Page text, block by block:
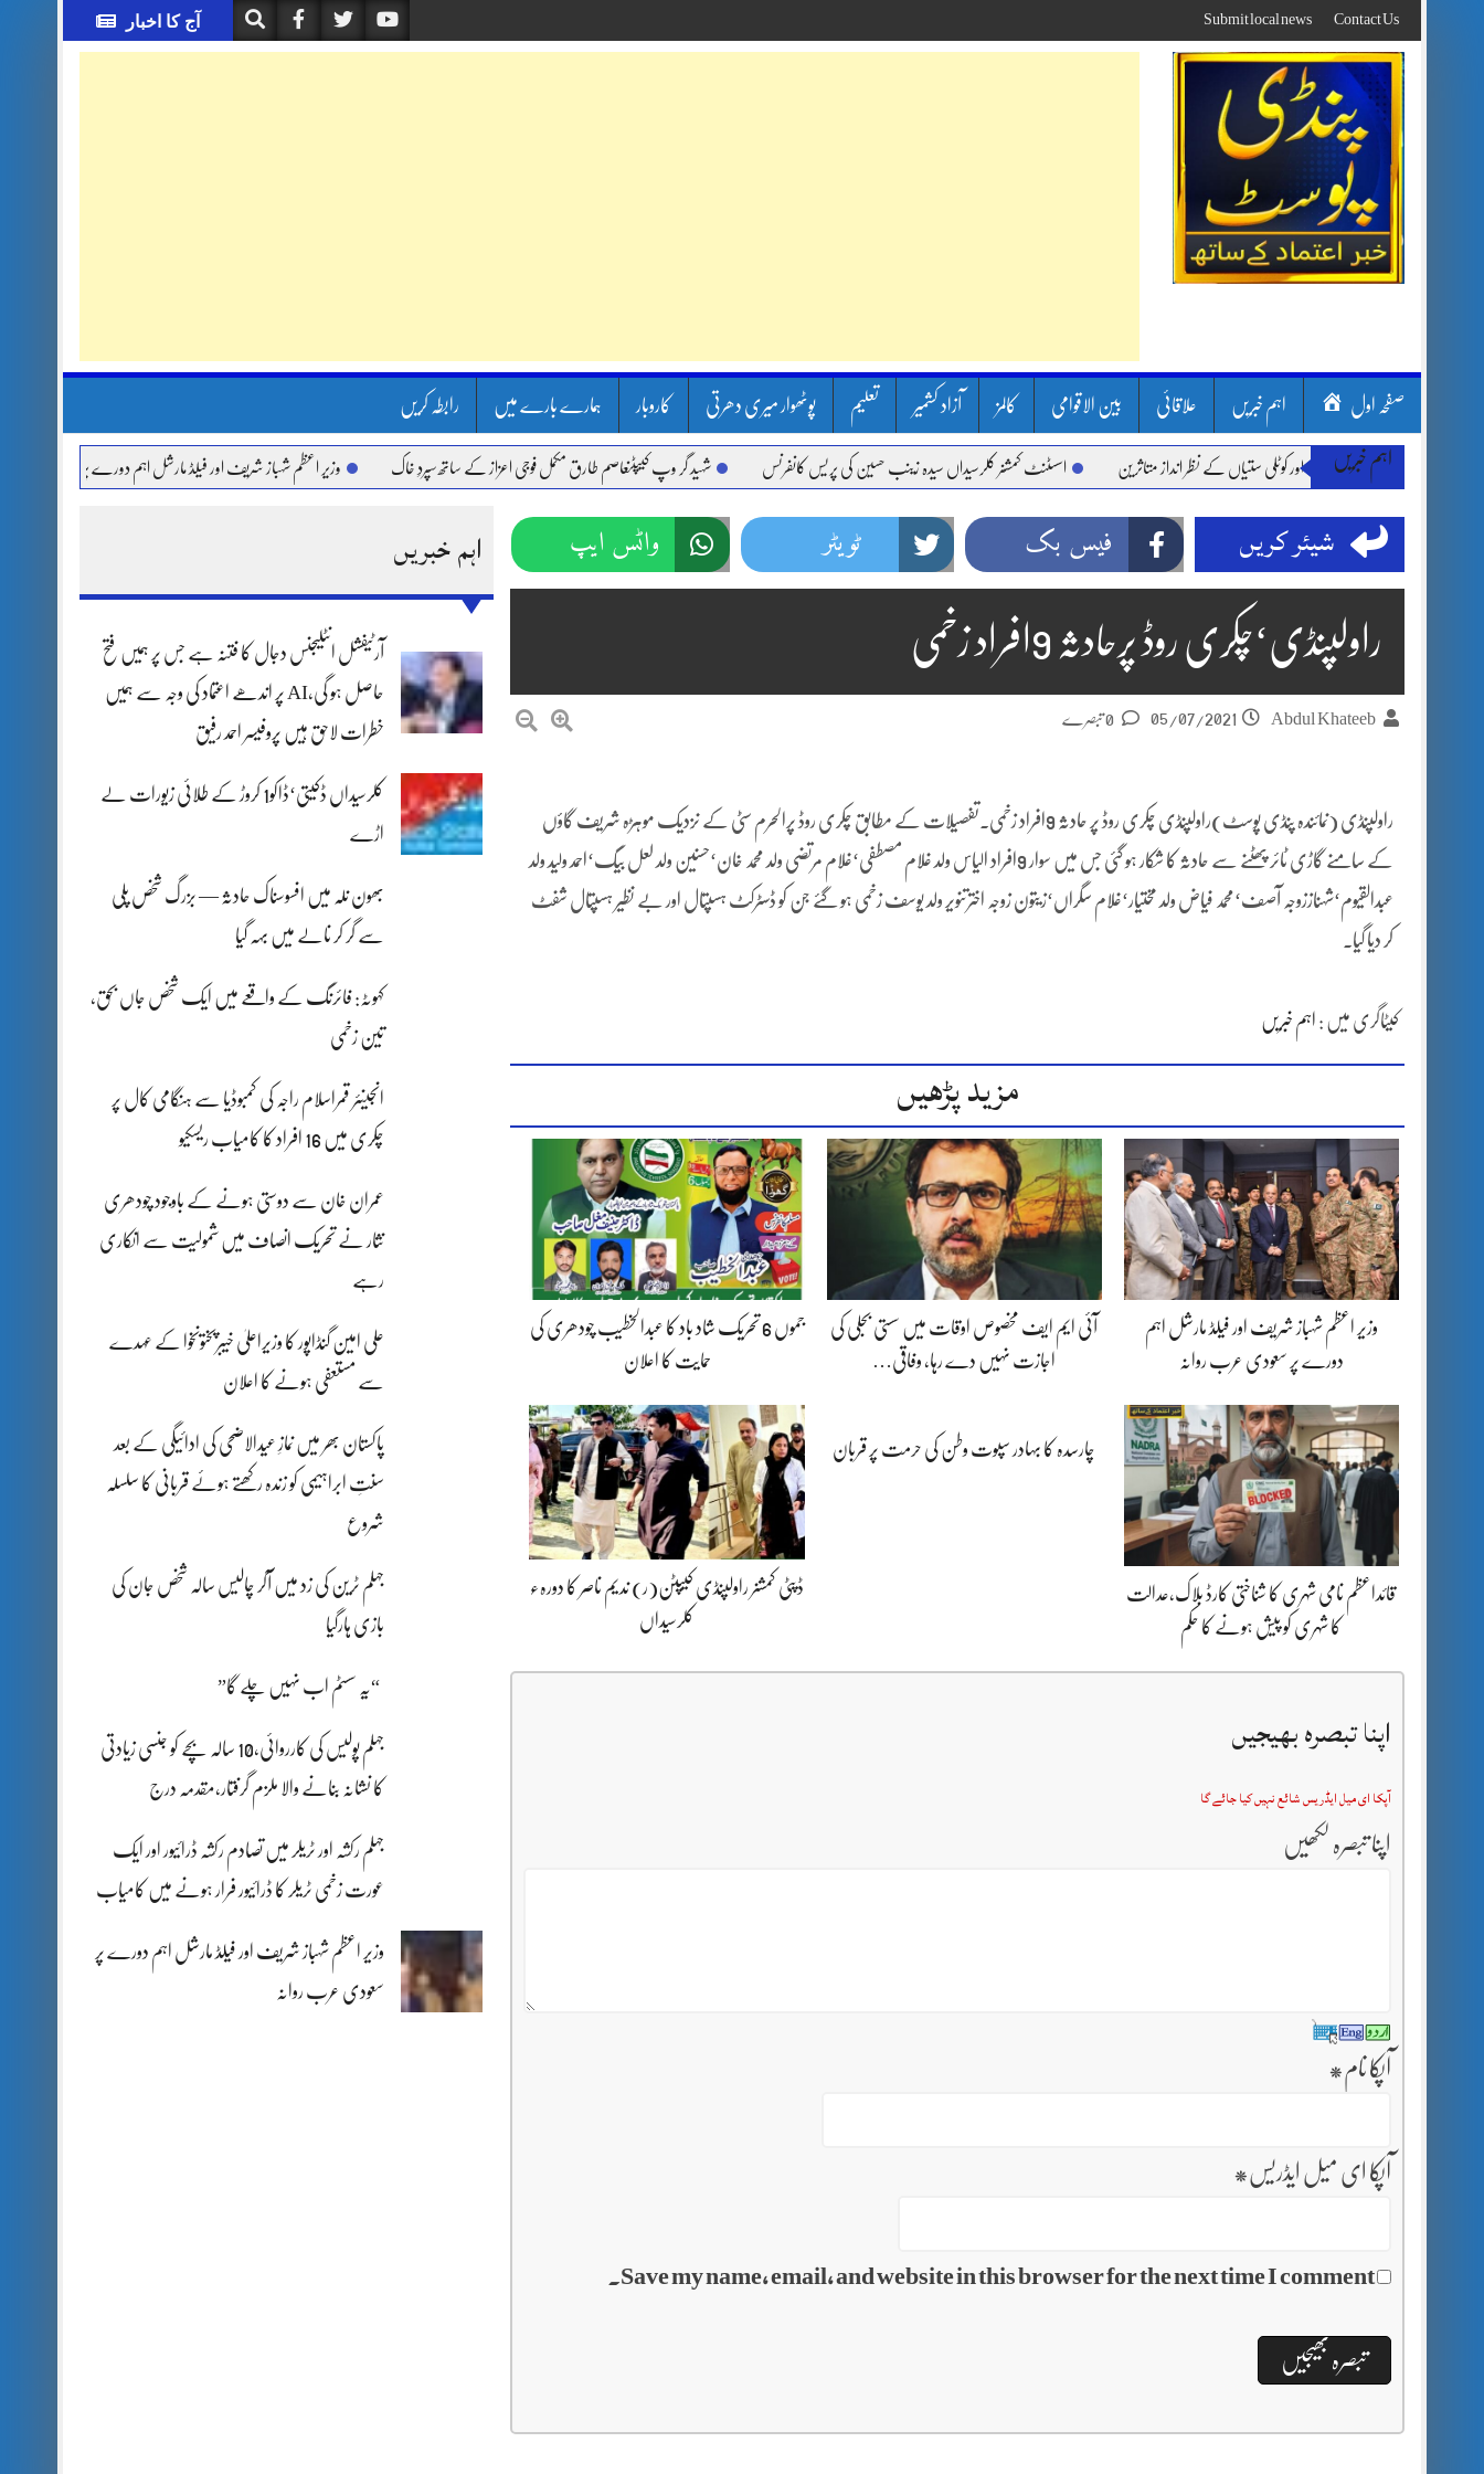
to
content
آج کا اخبار Contact Us
Submit local news
صفحہ اول اہم خبریں علاقائی بین الاقوامی کالمز آزاد کشمیر تعلیم پوٹھوار میری دھرتی کاروبار ہمارے بارے میں رابطہ کریں
اہم خبریں
بارشیں، لینڈ سلائیڈنگ اور کوٹلی ستیاں کے نظر انداز متاثرین اسسٹنٹ کمشنر کلرسیداں سیدہ زینب حسین کی پریس کانفرنس شہید گر وپ کیپٹنعاصم طارق مکمل فوجی اعزاز کے ساتھ سپردِ خاک وزیر اعظم شہباز شریف اور فیلڈ مارشل اہم دورے پر سعودی عرب روانہ
اہم خبریں
آرٹیفشل انٹلیجنس دجال کا فتنہ ہے جس پر ہمیں فتح
حاصل ہو گی،AI پر اندھے اعتماد کی وجہ سے ہمیں
خطرات لاحق ہیں پروفیسر احمد رفیق
کلرسیداں ڈکیتی‘ڈاکو1 کروڑ کے طلائی زیورات لے
اڑے
بھون نلہ میں افسوسناک حادثہ — بزرگ شخص پلی
سے گر کر نالے میں بہہ گیا
کہوٹہ: فائرنگ کے واقعے میں ایک شخص جاں بحق،
تین زخمی
انجینئر قمراسلام راجہ کی کمبوڈیا سے ہنگامی کال پر
چکری میں 16 افراد کا کامیاب ریسکیو
عمران خان سے دوستی ہونے کے باوجود چودھری
نثار نے تحریک انصاف میں شمولیت سے انکاری
رہے
علی امین گنڈاپور کا وزیراعلیٰ خیبرپختونخوا کے عہدے
سے مستعفی ہونے کا اعلان
پاکستان بھر میں نمازِ عیدالاضحی کی ادائیگی کے بعد
سنتِ ابراہیمی کو زندہ رکھتے ہوئے قربانی کا سلسلہ
شروع
جہلم ٹرین کی زد میں آکر چالیس سالہ شخص جان کی
بازی ہارگیا
“یہ سسٹم اب نہیں چلے گا”
جہلم پولیس کی کارروائی،10 سالہ بچے کو جنسی زیادتی
کا نشانہ بنانے والا ملزم گرفتار،مقدمہ درج
جہلم رکشہ اور ٹریلر میں تصادم رکشہ ڈرائیور اور ایک
عورت زخمی ٹریلر کا ڈرائیور فرار ہونے میں کامیاب
وزیر اعظم شہباز شریف اور فیلڈ مارشل اہم دورے پر
سعودی عرب روانہ
شیئر کریں فیس بک ٹویٹر واٹس ایپ
راولپنڈی‘چکری روڈ پرحادثہ 9افراد زخمی
Abdul Khateeb
05/07/2021
راولپنڈی (نمائندہ پنڈی پوسٹ)راولپنڈی چکری روڈ پر حادثہ 9افراد زخمی۔تفصیلات کے مطابق چکری روڈ پرالحرم سٹی کے نزدیک موہڑہ شریف گاؤں
کے سامنے گاڑی ٹائر پھٹنے سے حادثہ کا شکار ہو گئی جس میں سوار 9افراد الیاس ولد غلام مصطفی‘غلام مرتضی ولد محمد خان‘حسنین ولد لعل بیگ‘احمد ولید ولد
عبدالقیوم‘شہناززوجہ آصف‘محمد فیاض ولد مختیار‘غلام سگراں‘زیتون زوجہ اخترتنویر ولد یوسف زخمی ہو گئے جن کو ڈسٹرکٹ ہسپتال اور بے نظیر ہسپتال شفٹ
کر دیا گیا۔
کیٹاگری میں : اہم خبریں
مزید پڑھیں
وزیر اعظم شہباز شریف اور فیلڈ مارشل اہم
دورے پر سعودی عرب روانہ
آئی ایم ایف مخصوص اوقات میں سستی بجلی کی
اجازت نہیں دے رہا، وفاقی…
جموں 6 تحریک شاد باد کا عبدالخطیب چودھری کی
حمایت کا اعلان
قائداعظم نامی شہری کا شناختی کارڈ بلاک،عدالت
کا شہری کو پیش ہونے کا حکم
چارسدہ کا بہادر سپوت وطن کی حرمت پر قربان
ڈپٹی کمشنر راولپنڈی کیپٹن(ر) ندیم ناصر کا دورہء
کلرسیداں
اپنا تبصرہ بھیجیں
آپکا ای میل ایڈریس شائع نہیں کیا جائے گا
اپنا تبصرہ لکھیں
آپکا نام *
آپکا ای میل ایڈریس *
Save my name, email, and website in this browser for the next time I comment.